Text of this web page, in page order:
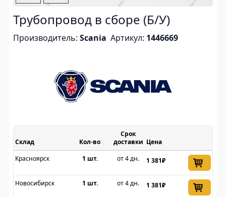
Трубопровод в сборе (Б/У)
Производитель: Scania Артикул: 1446669
Склад
Срок
доставки Цена
Красноярск
1 шт. от 4 дн. 1 381₽
Новосибирск 1 шт. от 4 дн. 1 381₽